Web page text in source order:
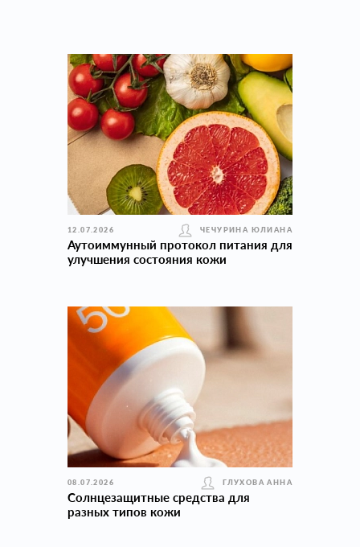
12.07.2026 ЧЕЧУРИНА ЮЛИАНА
Аутоиммунный протокол питания для
улучшения состояния кожи
08.07.2026 ГЛУХОВА АННА
Солнцезащитные средства для
разных типов кожи